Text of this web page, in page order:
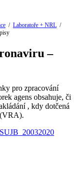
/ Laboratoře + NRL /
–
pro zpracování
agens obsahuje, či
, kdy dotčená
(VRA).